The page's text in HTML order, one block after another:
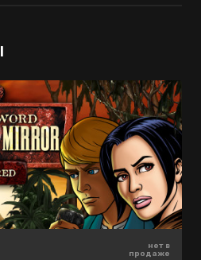
нет в
продаже
нет в
продаже
нет в
продаже